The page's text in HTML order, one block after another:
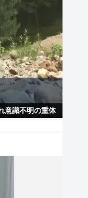
意識不明の重体